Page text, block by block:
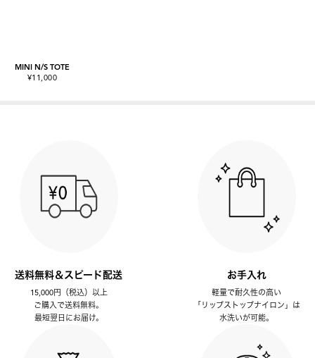
MINI N/S TOTE
¥11,000
送料無料＆スピード配送
15,000円（税込）以上
ご購入で送料無料。
最短翌日にお届け。
お手入れ
軽量で耐久性の高い
「リップストップナイロン」は
水洗いが可能。